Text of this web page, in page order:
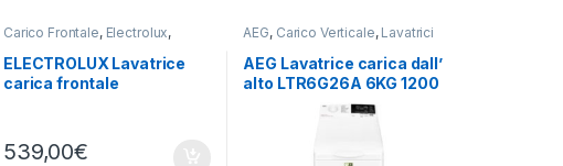
Carico Frontale, Electrolux,
ELECTROLUX Lavatrice
carica frontale
539,00€
AEG, Carico Verticale, Lavatrici
AEG Lavatrice carica dall’
alto LTR6G26A 6KG 1200